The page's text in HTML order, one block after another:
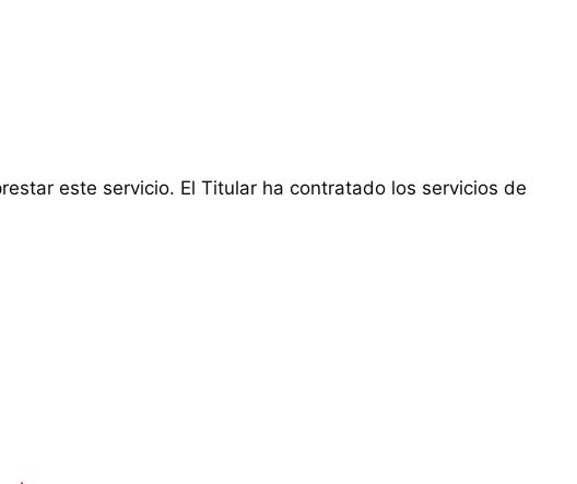
este servicio. El Titular ha contratado los servicios de